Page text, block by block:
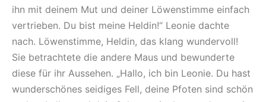
ihn mit deinem Mut und deiner Löwenstimme einfach
vertrieben. Du bist meine Heldin!“ Leonie dachte
nach. Löwenstimme, Heldin, das klang wundervoll!
Sie betrachtete die andere Maus und bewunderte
diese für ihr Aussehen. „Hallo, ich bin Leonie. Du hast
wunderschönes seidiges Fell, deine Pfoten sind schön